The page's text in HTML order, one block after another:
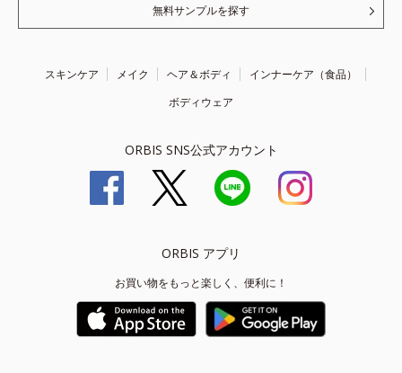
無料サンプルを探す
スキンケア メイク ヘア＆ボディ
インナーケア（食品）
ボディウェア
ORBIS SNS公式アカウント
ORBIS アプリ
お買い物をもっと楽しく、便利に！